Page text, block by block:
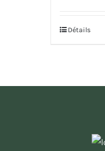
Détails